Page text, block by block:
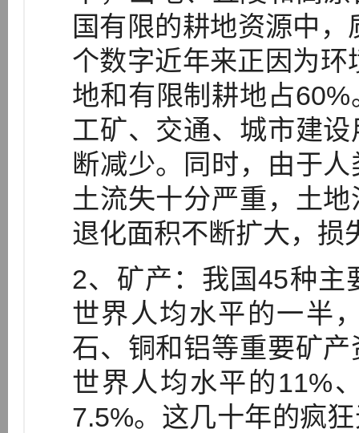
国有限的耕地资源中
个数字近年来正因为
地和有限制耕地占
工矿、交通、城市建
断减少。同时，由于
土流失十分严重，土
退化面积不断扩大，损
2、矿产：我国45种主
世界人均水平的一半
石、铜和铝等重要矿
世界人均水平的11%
7.5%。这几十年的疯